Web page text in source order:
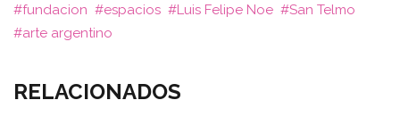
fundacion espacios Luis Felipe Noe
San Telmo
arte argentino
RELACIONADOS